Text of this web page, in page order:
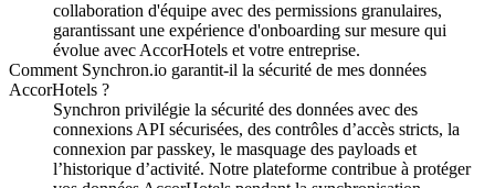
collaboration d'équipe avec des permissions granulaires,
garantissant une expérience d'onboarding sur mesure qui
évolue avec AccorHotels et votre entreprise.
Comment Synchron.io garantit-il la sécurité de mes données
AccorHotels ?
Synchron privilégie la sécurité des données avec des
connexions API sécurisées, des contrôles d’accès stricts, la
connexion par passkey, le masquage des payloads et
l’historique d’activité. Notre plateforme contribue à protéger